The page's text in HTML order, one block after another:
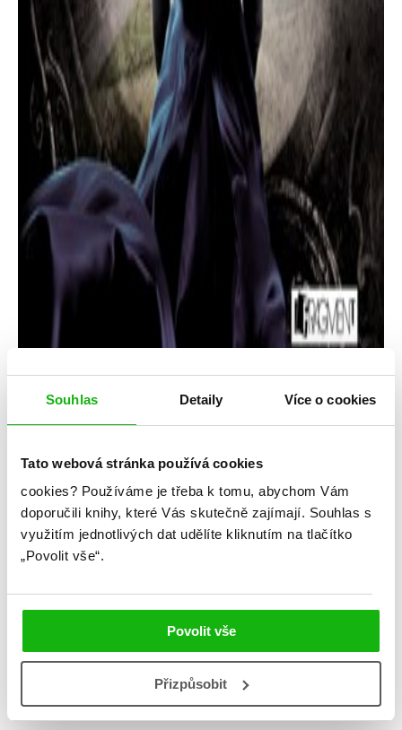
Souhlas Detaily Více o cookies
Tato webová stránka používá cookies
cookies? Používáme je třeba k tomu, abychom Vám
doporučili knihy, které Vás skutečně zajímají. Souhlas s
využitím jednotlivých dat udělíte kliknutím na tlačítko
„Povolit vše“.
Povolit vše
Přizpůsobit
Žánr: Fantasy
Panův tajemný odkaz – Ztracené
insignie
#domluvenýsňatek
#draci